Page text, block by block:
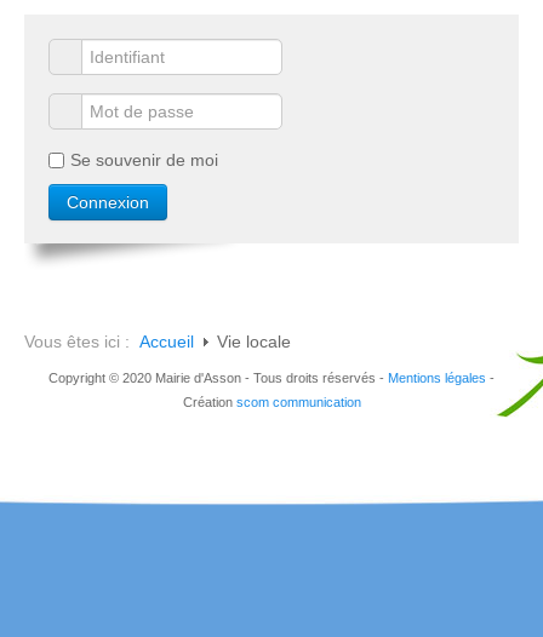
Se souvenir de moi
Vous êtes ici : Accueil Vie locale
Copyright © 2020 Mairie d'Asson - Tous droits réservés - Mentions légales -
Création scom communication